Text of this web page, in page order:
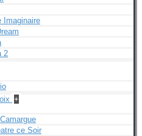
Imaginaire
2
+
ce Soir